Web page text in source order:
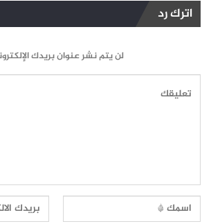
اترك رد
لن يتم نشر عنوان بريدك